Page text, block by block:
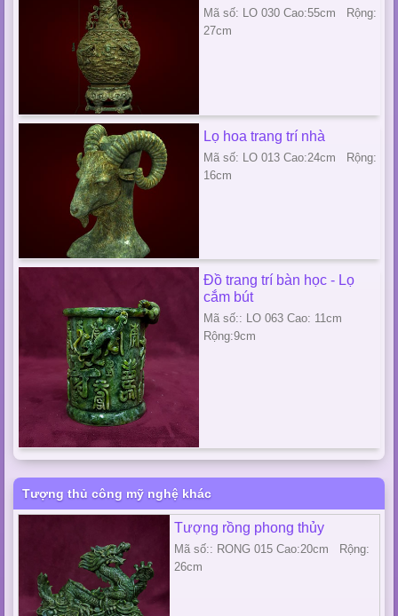
Mã số: LO 030 Cao:55cm Rộng:
27cm
Lọ hoa trang trí nhà
Mã số: LO 013 Cao:24cm Rộng:
16cm
Đồ trang trí bàn học - Lọ
cắm bút
Mã số:: LO 063 Cao: 11cm
Rộng:9cm
Tượng thủ công mỹ nghệ khác
Tượng rồng phong thủy
Mã số:: RONG 015 Cao:20cm Rộng:
26cm